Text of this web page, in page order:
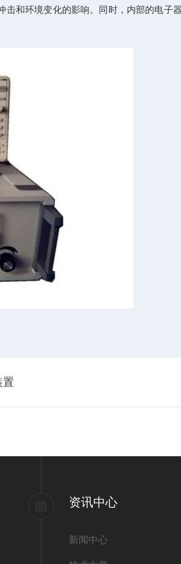
环境变化的影响。同时，内部的电子
置
资讯中心
新闻中心